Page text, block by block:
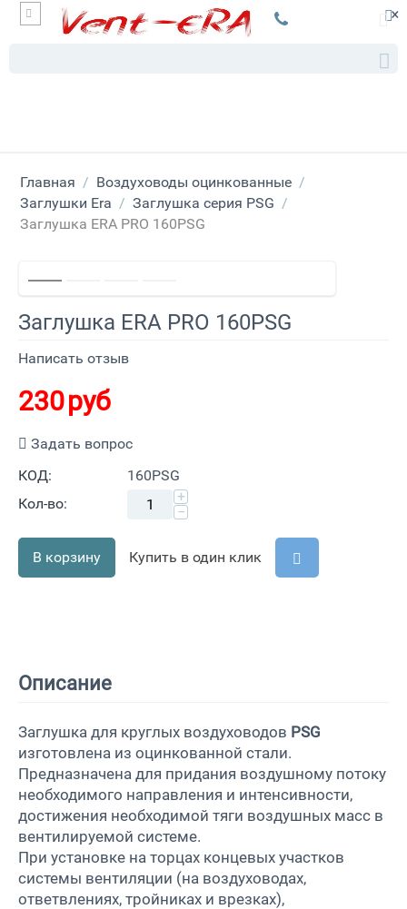
Главная / Воздуховоды оцинкованные /
Заглушки Era / Заглушка серия PSG /
Заглушка ERA PRO 160PSG
Заглушка ERA PRO 160PSG
Написать отзыв
230руб
Задать вопрос
КОД:
160PSG
Кол-во:
+
−
В корзину Купить в один клик
Описание
Заглушка для круглых воздуховодов PSG
изготовлена из оцинкованной стали.
Предназначена для придания воздушному потоку
необходимого направления и интенсивности,
достижения необходимой тяги воздушных масс в
вентилируемой системе.
При установке на торцах концевых участков
системы вентиляции (на воздуховодах,
ответвлениях, тройниках и врезках),
×